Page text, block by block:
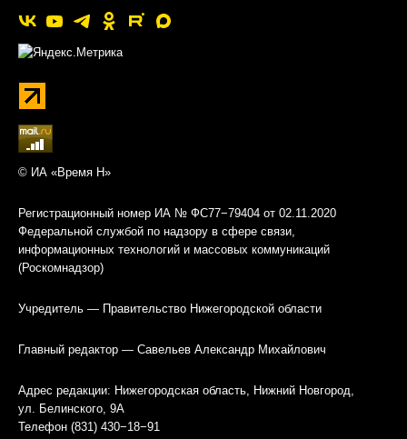
© ИА «Время Н»
Регистрационный номер ИА № ФС77−79404 от 02.11.2020
Федеральной службой по надзору в сфере связи,
информационных технологий и массовых коммуникаций
(Роскомнадзор)
Учредитель — Правительство Нижегородской области
Главный редактор — Савельев Александр Михайлович
Адрес редакции: Нижегородская область, Нижний Новгород,
ул. Белинского, 9А
Телефон (831) 430−18−91